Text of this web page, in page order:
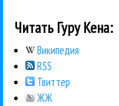
Читать Гуру Кена:
Википедия
RSS
Твиттер
ЖЖ